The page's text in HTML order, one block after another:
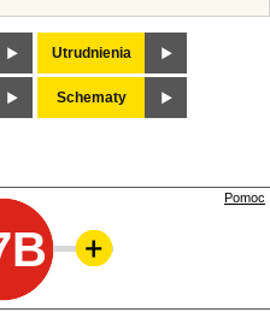
Utrudnienia
Schematy
Pomoc